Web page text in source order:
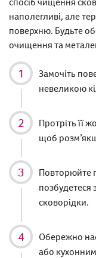
наполегливі, але
поверхню. Будьте
очищення та
Замочіть
невеликою
Протріть її
щоб
Повторюйте
позбудетеся
сковорідки.
Обережно
або